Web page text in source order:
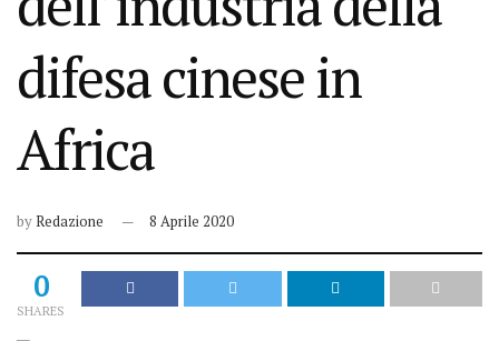
difesa cinese in
Africa
byRedazione 8 Aprile 2020
0
SHARES